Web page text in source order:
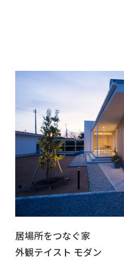
居場所をつなぐ家
外観テイスト モダン